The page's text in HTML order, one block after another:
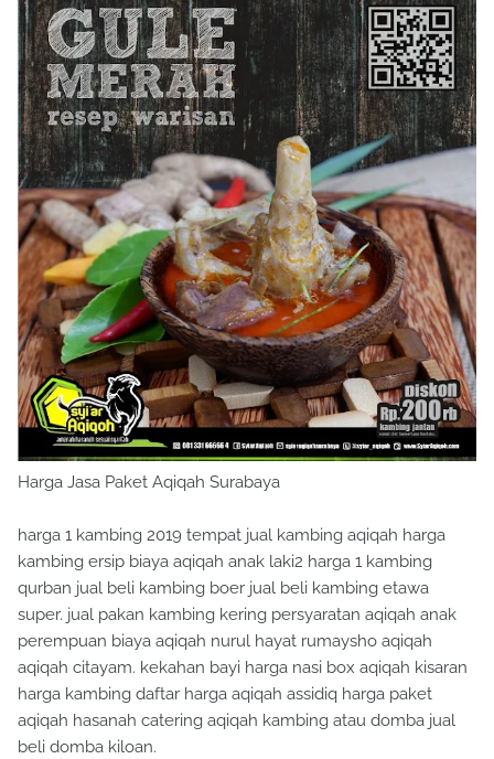
Harga Jasa Paket Aqiqah Surabaya
harga 1 kambing 2019 tempat jual kambing aqiqah harga
kambing ersip biaya aqiqah anak laki2 harga 1 kambing
qurban jual beli kambing boer jual beli kambing etawa
super. jual pakan kambing kering persyaratan aqiqah anak
perempuan biaya aqiqah nurul hayat rumaysho aqiqah
aqiqah citayam. kekahan bayi harga nasi box aqiqah kisaran
harga kambing daftar harga aqiqah assidiq harga paket
aqiqah hasanah catering aqiqah kambing atau domba jual
beli domba kiloan.